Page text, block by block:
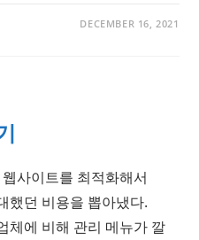
DECEMBER 16, 2021
사이트를 최적화해서
했던 비용을 뽑아냈다.
에 비해 관리 메뉴가 깔